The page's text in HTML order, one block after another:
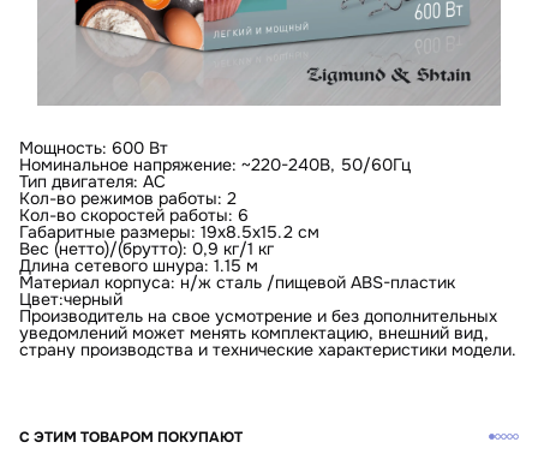
Мощность: 600 Вт
Номинальное напряжение: ~220-240В, 50/60Гц
Тип двигателя: АC
Кол-во режимов работы: 2
Кол-во скоростей работы: 6
Габаритные размеры: 19х8.5х15.2 см
Вес (нетто)/(брутто): 0,9 кг/1 кг
Длина сетевого шнура: 1.15 м
Материал корпуса: н/ж сталь /пищевой ABS-пластик
Цвет:черный
Производитель на свое усмотрение и без дополнительных
уведомлений может менять комплектацию, внешний вид,
страну производства и технические характеристики модели.
С ЭТИМ ТОВАРОМ ПОКУПАЮТ